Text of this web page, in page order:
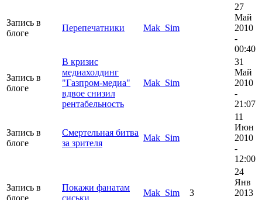
Запись в
блоге
Перепечатники Mak_Sim
27
Май
2010
-
00:40
Запись в
блоге
В кризис
медиахолдинг
"Газпром-медиа"
вдвое снизил
рентабельность
Mak_Sim
31
Май
2010
-
21:07
Запись в
блоге
Смертельная битва
за зрителя
Mak_Sim
11
Июн
2010
-
12:00
Запись в
Покажи фанатам
Mak_Sim 3
24
Янв
2013